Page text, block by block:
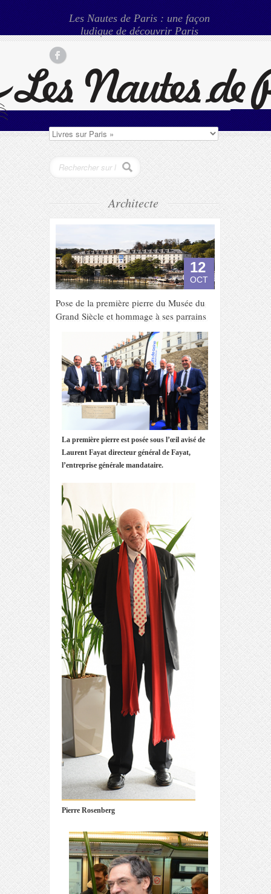
Les Nautes de Paris : une façon
ludique de découvrir Paris
Architecte
12
OCT
Pose de la première pierre du Musée du
Grand Siècle et hommage à ses parrains
La première pierre est posée sous l’œil avisé de
Laurent Fayat directeur général de Fayat,
l’entreprise générale mandataire.
Pierre Rosenberg